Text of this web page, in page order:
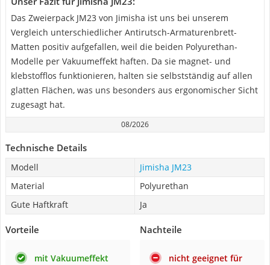
Das Zweierpack JM23 von Jimisha ist uns bei unserem
Vergleich unterschiedlicher Antirutsch-Armaturenbrett-
Matten positiv aufgefallen, weil die beiden Polyurethan-
Modelle per Vakuumeffekt haften. Da sie magnet- und
klebstofflos funktionieren, halten sie selbstständig auf allen
glatten Flächen, was uns besonders aus ergonomischer Sicht
zugesagt hat.
08/2026
Technische Details
Modell
‎Jimisha ‎JM23
Material
Polyurethan
Gute Haftkraft
Ja
Vorteile
mit Vakuumeffekt
Nachteile
nicht geeignet für